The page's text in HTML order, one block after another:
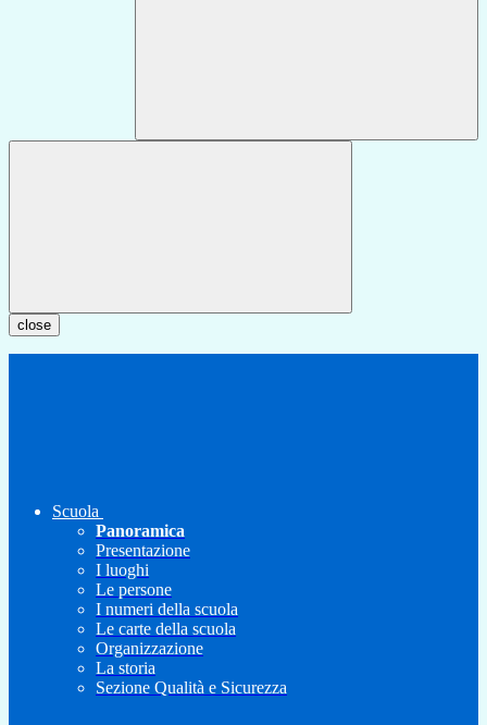
close
Scuola
Panoramica
Presentazione
I luoghi
Le persone
I numeri della scuola
Le carte della scuola
Organizzazione
La storia
Sezione Qualità e Sicurezza